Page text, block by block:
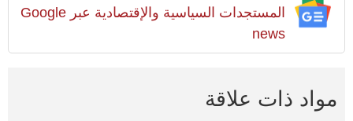
المستجدات السياسية والإقتصادية عبر Google
news
مواد ذات علاقة